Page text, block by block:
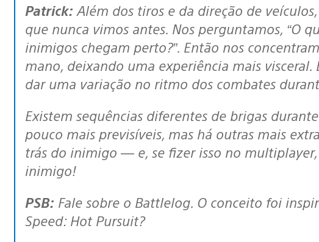
Patrick: Além dos tiros e da direção de
que nunca vimos antes. Nos perguntamos, “O
inimigos chegam perto?”. Então nos
mano, deixando uma experiência mais
dar uma variação no ritmo dos combates
Existem sequências diferentes de brigas durante a campanha. Algumas são um
pouco mais previsíveis, mas há outras mais
trás do inimigo — e, se fizer isso no
inimigo!
PSB: Fale sobre o Battlelog. O conceito foi
Speed: Hot Pursuit?